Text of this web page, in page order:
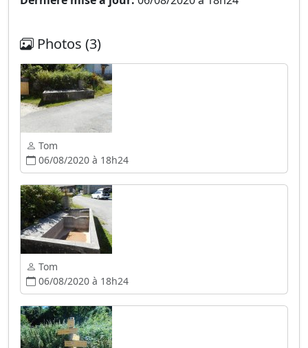
Photos (3)
Tom
06/08/2020 à 18h24
Tom
06/08/2020 à 18h24